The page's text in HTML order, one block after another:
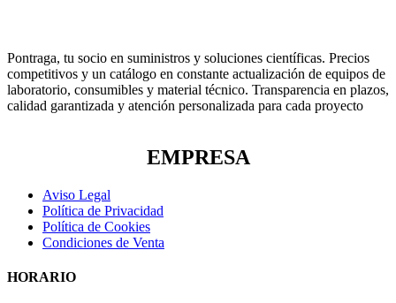
Pontraga, tu socio en suministros y soluciones científicas. Precios
competitivos y un catálogo en constante actualización de equipos de
laboratorio, consumibles y material técnico. Transparencia en plazos,
calidad garantizada y atención personalizada para cada proyecto
EMPRESA
Aviso Legal
Política de Privacidad
Política de Cookies
Condiciones de Venta
HORARIO